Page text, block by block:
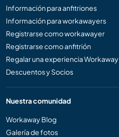
Información para anfitriones
Información para workawayers
Registrarse como workawayer
Registrarse como anfitrión
Regalar una experiencia Workaway
Descuentos y Socios
Nuestra comunidad
Workaway Blog
Galería de fotos